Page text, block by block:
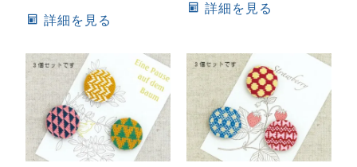
詳細を見る
詳細を見る